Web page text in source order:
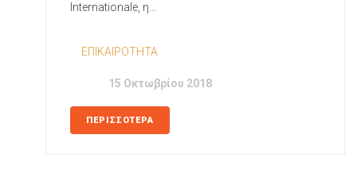
Internationale, η...
EΠΙΚΑΙΡΟΤΗΤΑ
15 Οκτωβρίου 2018
ΠΕΡΙΣΣΟΤΕΡΑ